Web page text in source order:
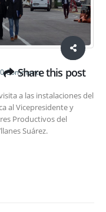
Share this post
0 Comments
a las instalaciones del
al Vicepresidente y
Productivos del
Suárez.